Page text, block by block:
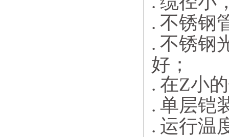
. 不锈钢
. 不锈钢
好；
. 在Z小
. 单层铠
. 运行温